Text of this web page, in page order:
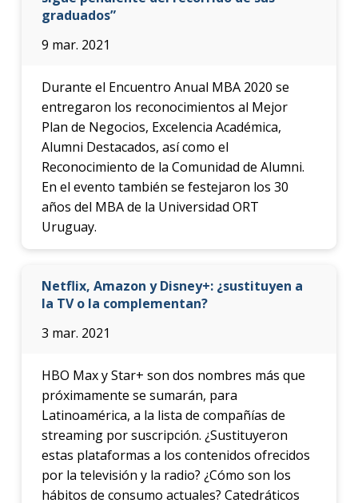
graduados”
9 mar. 2021
Durante el Encuentro Anual MBA 2020 se
entregaron los reconocimientos al Mejor
Plan de Negocios, Excelencia Académica,
Alumni Destacados, así como el
Reconocimiento de la Comunidad de Alumni.
En el evento también se festejaron los 30
años del MBA de la Universidad ORT
Uruguay.
Netflix, Amazon y Disney+: ¿sustituyen a
la TV o la complementan?
3 mar. 2021
HBO Max y Star+ son dos nombres más que
próximamente se sumarán, para
Latinoamérica, a la lista de compañías de
streaming por suscripción. ¿Sustituyeron
estas plataformas a los contenidos ofrecidos
por la televisión y la radio? ¿Cómo son los
hábitos de consumo actuales? Catedráticos